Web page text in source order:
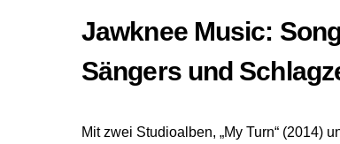
Jawknee Music:
Sängers und
Mit zwei Studioalben, „My Turn“ (2014)